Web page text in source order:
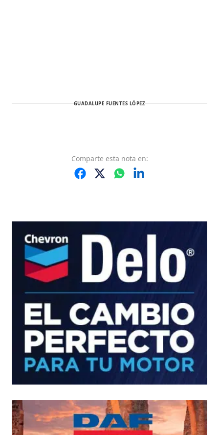
GUADALUPE FUENTES LÓPEZ
Comparte esta nota en: